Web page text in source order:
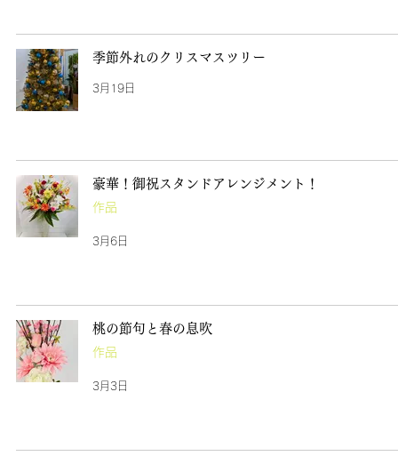
季節外れのクリスマスツリー
3月19日
豪華！御祝スタンドアレンジメント！
作品
3月6日
桃の節句と春の息吹
作品
3月3日